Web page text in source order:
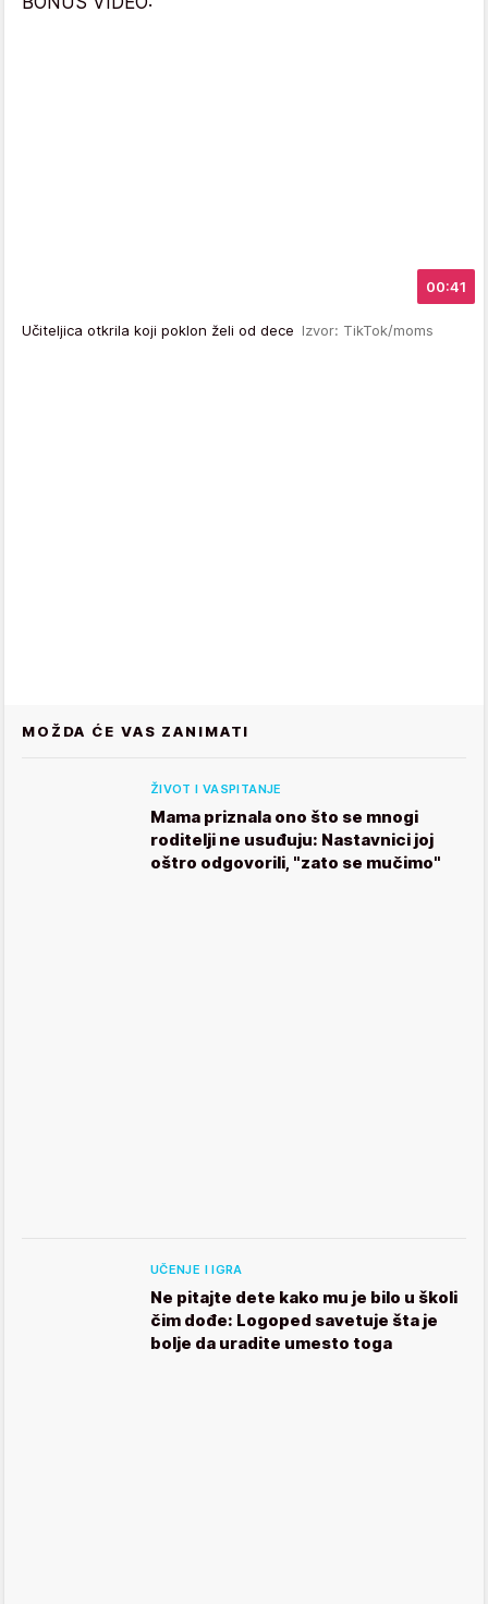
00:41
Učiteljica otkrila koji poklon želi od dece Izvor: TikTok/moms
MOŽDA ĆE VAS ZANIMATI
ŽIVOT I VASPITANJE
Mama priznala ono što se mnogi
roditelji ne usuđuju: Nastavnici joj
oštro odgovorili, "zato se mučimo"
UČENJE I IGRA
Ne pitajte dete kako mu je bilo u školi
čim dođe: Logoped savetuje šta je
bolje da uradite umesto toga